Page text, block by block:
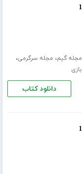
مجله گیم، مجله سرگرمی،
بازی
دانلود کتاب